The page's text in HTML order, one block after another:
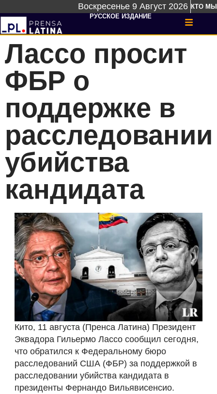
Воскресенье 9 Август 2026 КТО МЫ
РУССКОЕ ИЗДАНИЕ
Лассо просит
ФБР о
поддержке в
расследовании
убийства
кандидата
Кито, 11 августа (Пренса Латина) Президент
Эквадора Гильермо Лассо сообщил сегодня,
что обратился к Федеральному бюро
расследований США (ФБР) за поддержкой в ​​
расследовании убийства кандидата в
президенты Фернандо Вильявисенсио.